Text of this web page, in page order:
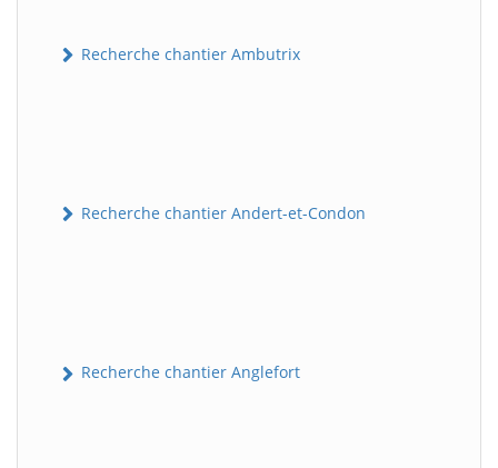
Recherche chantier Ambutrix
Recherche chantier Andert-et-Condon
Recherche chantier Anglefort